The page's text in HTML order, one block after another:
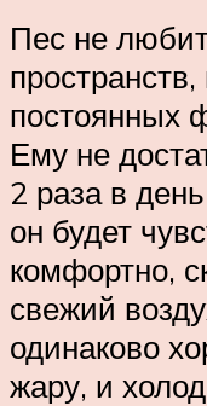
Пес не
постоянных
Ему не
2 раза в
он будет
комфортно,
свежий
одинаково
жару, и